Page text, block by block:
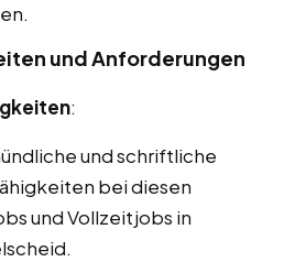
und Anforderungen
:
und schriftliche
bei diesen
und Vollzeitjobs in